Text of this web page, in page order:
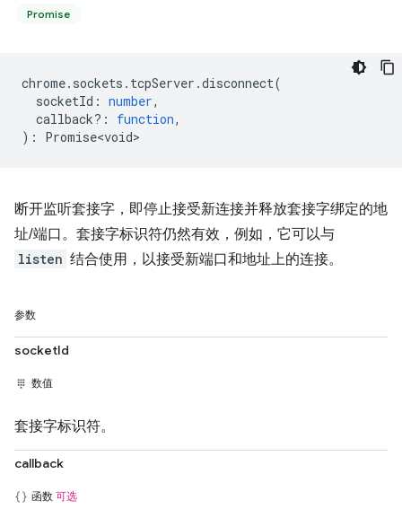
Promise
chrome. sockets . tcpServer .disconnect(
socketId : number,
callback? : function,
) : Promise<void>
断开监听套接字，即停止接受新连接并释放套接字绑定的地
址/端口。套接字标识符仍然有效，例如，它可以与
listen 结合使用，以接受新端口和地址上的连接。
参数
socketId
数值
套接字标识符。
callback
函数 可选